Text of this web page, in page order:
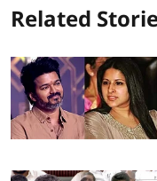
Related